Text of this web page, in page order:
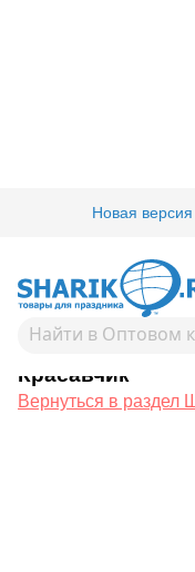
Новая версия
Товары для
рисунком 14" С ДР
1103-2437Шар с
Красавчик
Вернуться в раздел